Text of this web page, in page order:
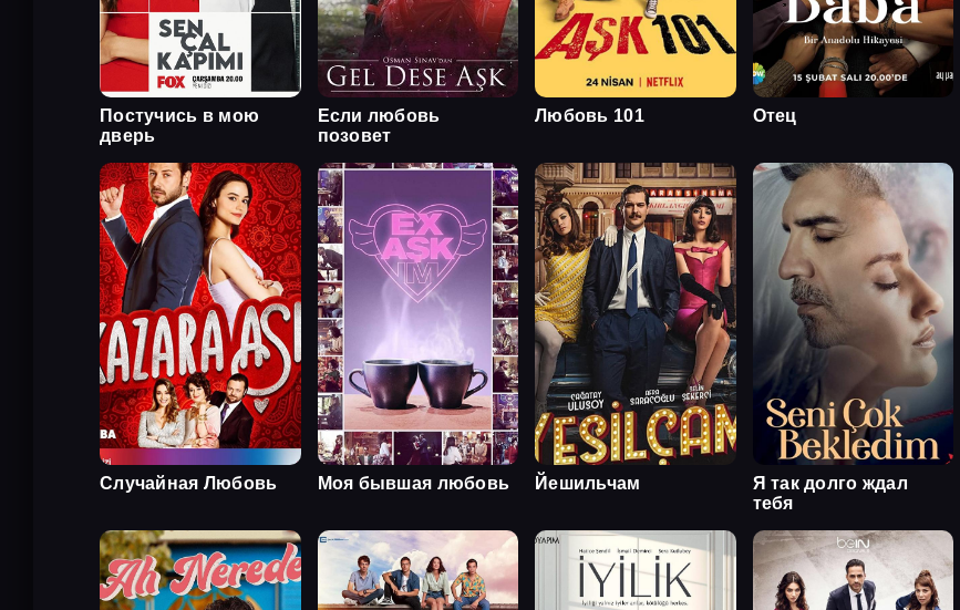
Постучись в мою
дверь
Если любовь
позовет
Любовь 101 Отец
Случайная Любовь Моя бывшая любовь Йешильчам
Я так долго ждал
тебя